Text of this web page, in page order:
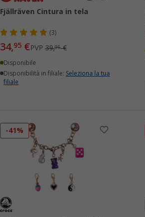
Fjällräven Cintura in tela
(3)
34,95€PVP39,95€
Disponibile
Disponibilità in filiale: Seleziona la tua
filiale
-41%